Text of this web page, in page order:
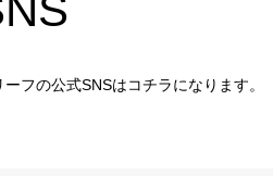
フの公式SNSはコチラになります。